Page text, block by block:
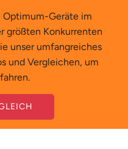
Optimum-Geräte im
größten Konkurrenten
unser umfangreiches
und Vergleichen, um